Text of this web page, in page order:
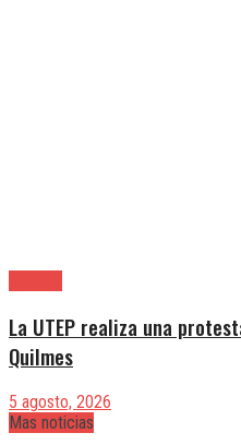
La UTEP realiza una
Quilmes
5 agosto, 2026
Mas noticias